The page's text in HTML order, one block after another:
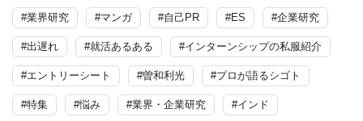
#業界研究 #マンガ #自己PR #ES #企業研究
#出遅れ #就活あるある #インターンシップの私服紹介
#エントリーシート #曽和利光 #プロが語るシゴト
#特集 #悩み #業界・企業研究 #インド